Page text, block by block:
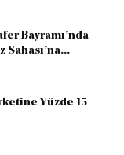
Bayramı’nda
Sahası’na...
Yüzde 15